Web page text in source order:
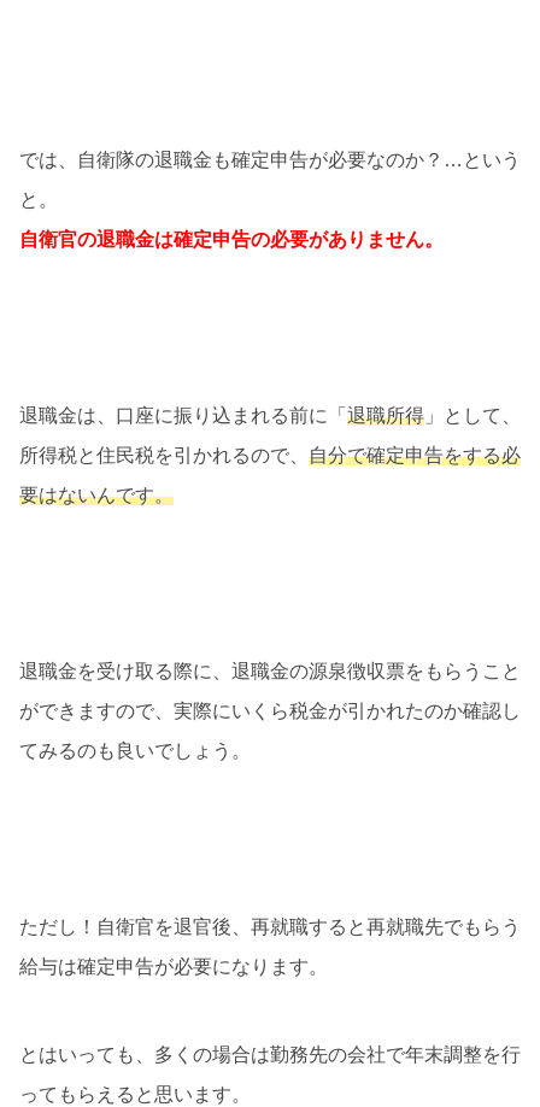
では、自衛隊の退職金も確定申告が必要なのか？…という
と。
自衛官の退職金は確定申告の必要がありません。
退職金は、口座に振り込まれる前に「 退職所得 」として、
所得税と住民税を引かれるので、 自分で確定申告をする必
要はないんです。
退職金を受け取る際に、退職金の源泉徴収票をもらうこと
ができますので、実際にいくら税金が引かれたのか確認し
てみるのも良いでしょう。
ただし！自衛官を退官後、再就職すると再就職先でもらう
給与は確定申告が必要になります。
とはいっても、多くの場合は勤務先の会社で年末調整を行
ってもらえると思います。